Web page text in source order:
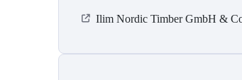
Ilim Nordic Timber GmbH &